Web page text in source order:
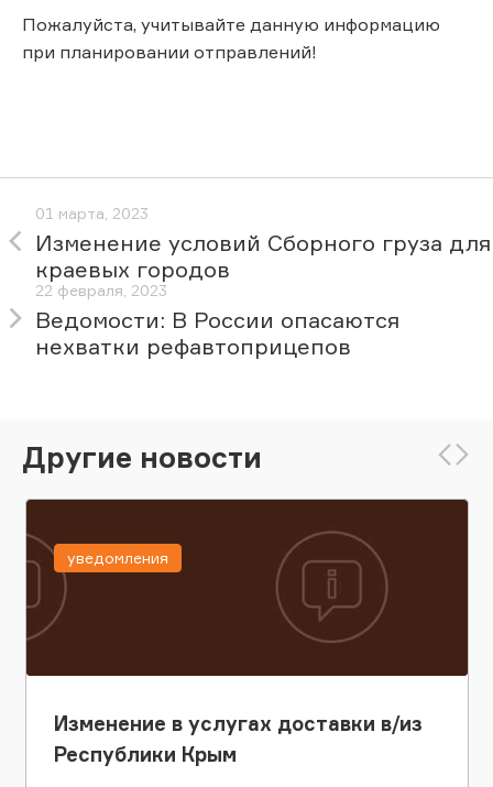
Пожалуйста, учитывайте данную информацию
при планировании отправлений!
01 марта, 2023
Изменение условий Сборного груза для
краевых городов
22 февраля, 2023
Ведомости: В России опасаются
нехватки рефавтоприцепов
Другие новости
Изменение в услугах доставки в/из
Республики Крым
уведомления